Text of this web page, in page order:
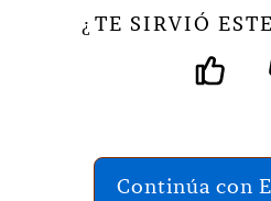
¿ TE SIRVIÓ
Continúa con